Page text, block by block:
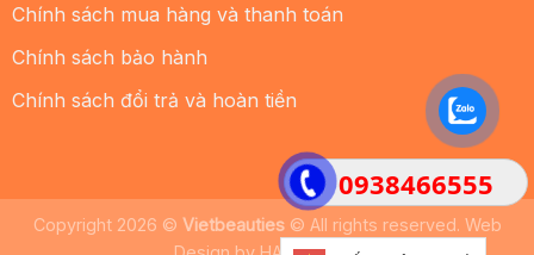
0938466555
Chính sách mua hàng và thanh toán
Chính sách bảo hành
Chính sách đổi trả và hoàn tiền
Copyright 2026 © Vietbeauties© All rights reserved. Web